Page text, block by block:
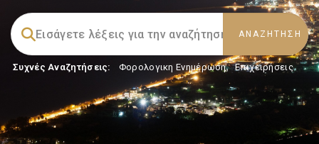
Συχνές Αναζητήσεις: Φορολογικη Ενημέρωση, Επιχειρήσεις